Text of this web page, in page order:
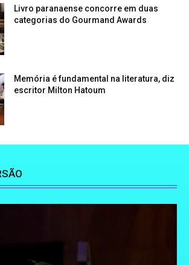
Livro paranaense concorre em duas
categorias do Gourmand Awards
Memória é fundamental na literatura, diz
escritor Milton Hatoum